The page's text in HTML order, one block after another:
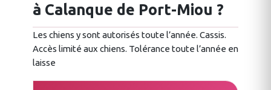
à Calanque de Port-Miou ?
Les chiens y sont autorisés toute l’année. Cassis.
Accès limité aux chiens. Tolérance toute l’année en
laisse